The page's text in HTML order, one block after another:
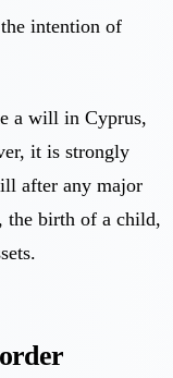
intention of
a will in Cyprus,
it is strongly
after any major
the birth of a child,